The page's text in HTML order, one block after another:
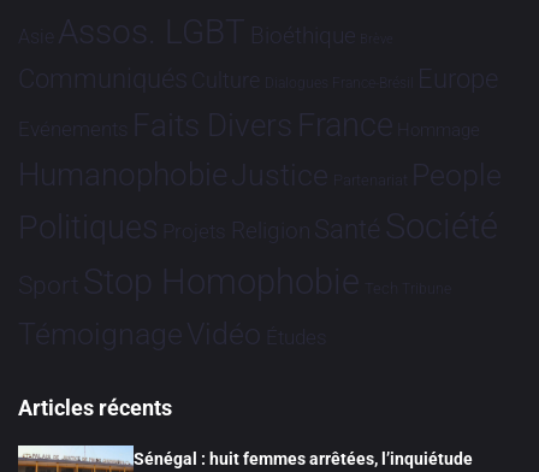
Asie Assos. LGBT Bioéthique Brève
Communiqués Culture Dialogues France-Brésil Europe
Evénements Faits Divers France Hommage
HumanophobieJustice Partenariat People
Politiques Projets Religion Santé Société
Sport Stop Homophobie Tech Tribune
TémoignageVidéo Études
Articles récents
Sénégal : huit femmes arrêtées, l’inquiétude